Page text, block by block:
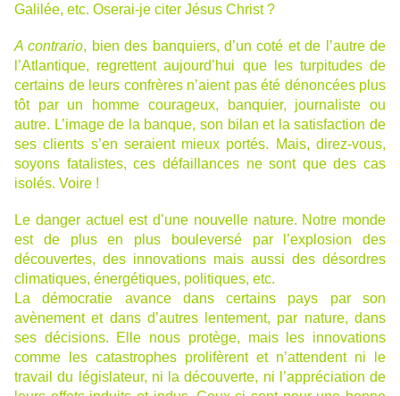
Galilée, etc. Oserai-je citer Jésus Christ ?
A contrario, bien des banquiers, d’un coté et de l’autre de
l’Atlantique, regrettent aujourd’hui que les turpitudes de
certains de leurs confrères n’aient pas été dénoncées plus
tôt par un homme courageux, banquier, journaliste ou
autre. L’image de la banque, son bilan et la satisfaction de
ses clients s’en seraient mieux portés. Mais, direz-vous,
soyons fatalistes, ces défaillances ne sont que des cas
isolés. Voire !
Le danger actuel est d’une nouvelle nature. Notre monde
est de plus en plus bouleversé par l’explosion des
découvertes, des innovations mais aussi des désordres
climatiques, énergétiques, politiques, etc.
La démocratie avance dans certains pays par son
avènement et dans d’autres lentement, par nature, dans
ses décisions. Elle nous protège, mais les innovations
comme les catastrophes prolifèrent et n’attendent ni le
travail du législateur, ni la découverte, ni l’appréciation de